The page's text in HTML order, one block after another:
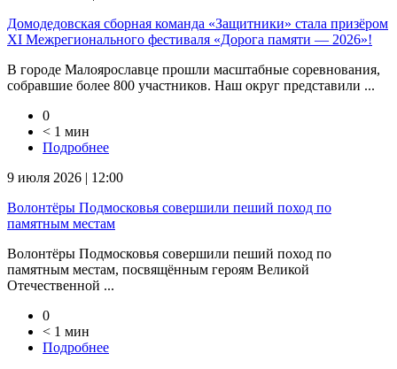
Домодедовская сборная команда «Защитники» стала призёром
XI Межрегионального фестиваля «Дорога памяти — 2026»!
В городе Малоярославце прошли масштабные соревнования,
собравшие более 800 участников. Наш округ представили ...
0
< 1 мин
Подробнее
9 июля 2026 | 12:00
Волонтёры Подмосковья совершили пеший поход по
памятным местам
Волонтёры Подмосковья совершили пеший поход по
памятным местам, посвящённым героям Великой
Отечественной ...
0
< 1 мин
Подробнее